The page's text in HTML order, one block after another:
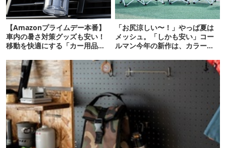
【Amazonプライムデー本番】
車内の暑さ対策グッズも安い！
移動を快適にする「カー用品」
「お尻涼しい〜！」やっぱ夏は
メッシュ。「しかも安い」コー
ルマン今年の新作は、カラーも